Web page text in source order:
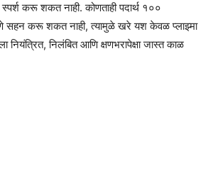
स्पर्श करू शकत नाही. कोणताही पदार्थ १००
सहन करू शकत नाही, त्यामुळे खरे यश केवळ प्लाझ्मा
नियंत्रित, निलंबित आणि क्षणभरापेक्षा जास्त काळ